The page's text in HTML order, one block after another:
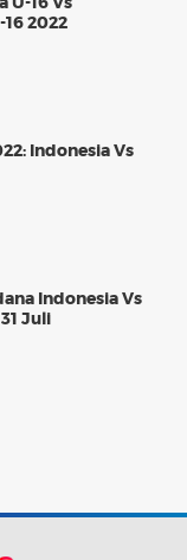
2022
Indonesia Vs
Indonesia Vs
Juli